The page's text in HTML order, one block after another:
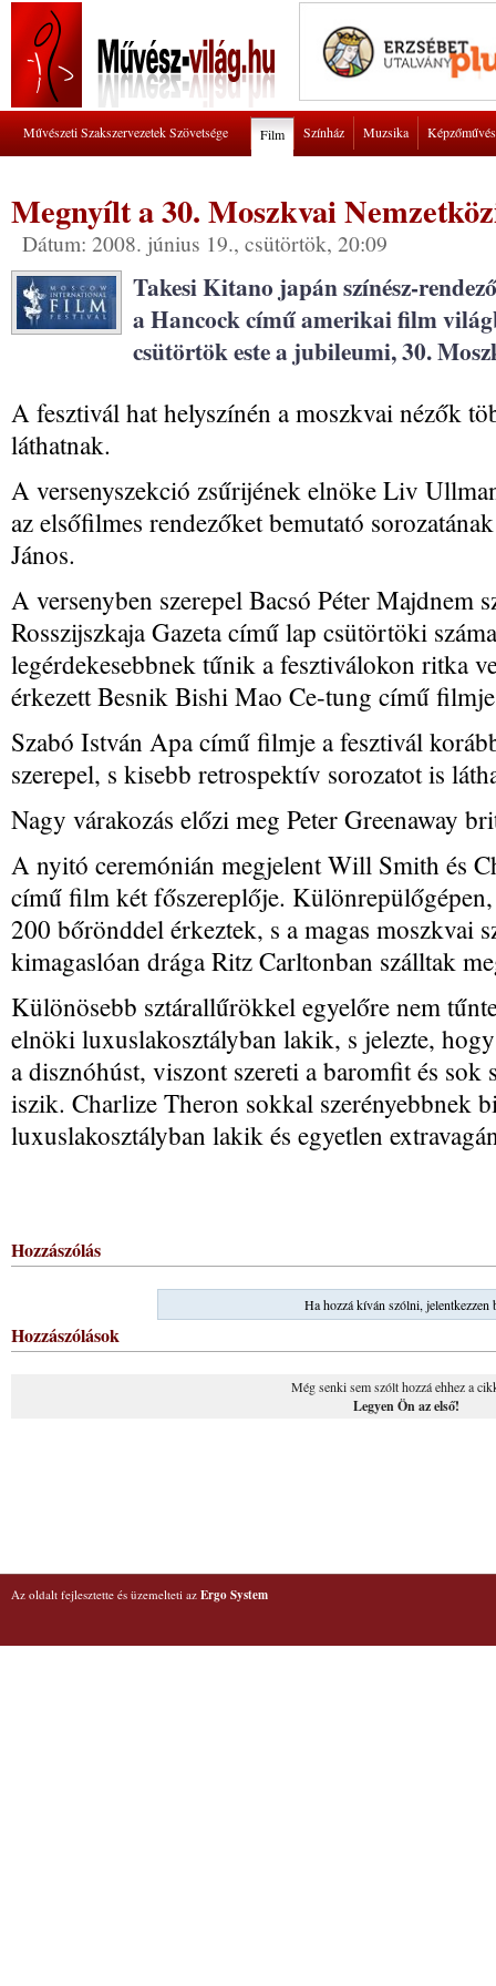
Művészeti Szakszervezetek Szövetsége Film Színház Muzsika
Megnyílt a 30. Moszkvai
Dátum: 2008. június 19., csütörtök, 20:09
Takesi Kitano japán színész-
a Hancock című amerikai film
csütörtök este a jubileumi, 30.
A fesztivál hat helyszínén a moszkvai nézők
láthatnak.
A versenyszekció zsűrijének elnöke Liv
az elsőfilmes rendezőket bemutató
János.
A versenyben szerepel Bacsó Péter Majdnem
Rosszijszkaja Gazeta című lap csütörtöki
legérdekesebbnek tűnik a fesztiválokon ritka
érkezett Besnik Bishi Mao Ce-tung című
Szabó István Apa című filmje a fesztivál
szerepel, s kisebb retrospektív sorozatot is
Nagy várakozás előzi meg Peter Greenaway
A nyitó ceremónián megjelent Will Smith és
című film két főszereplője. Különrepülőgépen,
200 bőrönddel érkeztek, s a magas moszkvai
kimagaslóan drága Ritz Carltonban szálltak
Különösebb sztárallűrökkel egyelőre nem
elnöki luxuslakosztályban lakik, s jelezte,
a disznóhúst, viszont szereti a baromfit és sok
iszik. Charlize Theron sokkal szerényebbnek
luxuslakosztályban lakik és egyetlen
Hozzászólás
Ha hozzá kíván szólni, jelentkezzen
Hozzászólások
Még senki sem szólt hozzá ehhez a
Legyen Ön az első!
Az oldalt fejlesztette és üzemelteti az Ergo System